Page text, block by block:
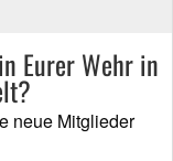
Eurer Wehr in
neue Mitglieder